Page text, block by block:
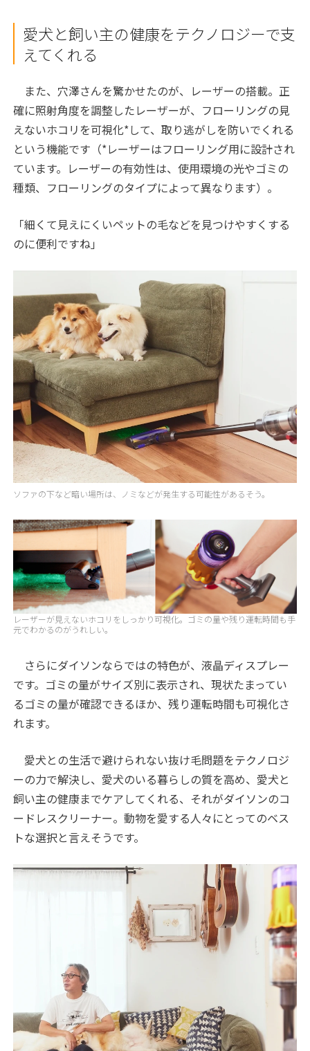
愛犬と飼い主の健康をテクノロジーで支
えてくれる
また、穴澤さんを驚かせたのが、レーザーの搭載。正
確に照射角度を調整したレーザーが、フローリングの見
えないホコリを可視化*して、取り逃がしを防いでくれる
という機能です（*レーザーはフローリング用に設計され
ています。レーザーの有効性は、使用環境の光やゴミの
種類、フローリングのタイプによって異なります）。
「細くて見えにくいペットの毛などを見つけやすくする
のに便利ですね」
ソファの下など暗い場所は、ノミなどが発生する可能性があるそう。
レーザーが見えないホコリをしっかり可視化。ゴミの量や残り運転時間も手
元でわかるのがうれしい。
さらにダイソンならではの特色が、液晶ディスプレー
です。ゴミの量がサイズ別に表示され、現状たまってい
るゴミの量が確認できるほか、残り運転時間も可視化さ
れます。
愛犬との生活で避けられない抜け毛問題をテクノロジ
ーの力で解決し、愛犬のいる暮らしの質を高め、愛犬と
飼い主の健康までケアしてくれる、それがダイソンのコ
ードレスクリーナー。動物を愛する人々にとってのベス
トな選択と言えそうです。